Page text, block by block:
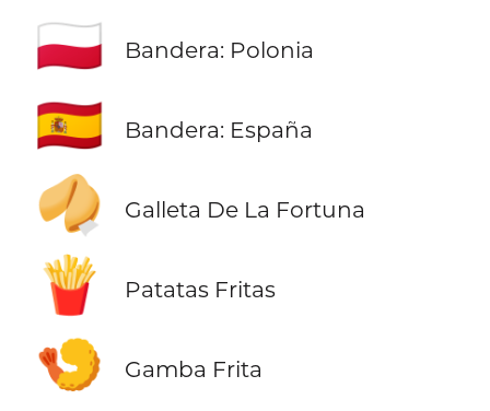
🇵🇱 Bandera: Polonia
🇪🇸 Bandera: España
🥠 Galleta De La Fortuna
🍟 Patatas Fritas
🍤 Gamba Frita